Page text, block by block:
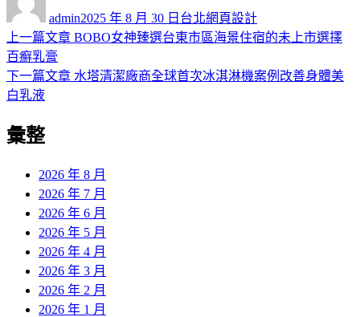
admin佈
日
2025 年 8 月 30 日 類
台北網頁設計
文
章
導
覽
上一篇文章 上
篇
BOBO女神臻選台東市區海景住宿的未上市選擇
百癬乳膏
下一篇文章 下
水塔清潔廠商全球首次冰淇淋機案例改善身體美
白乳液
彙整
2026 年 8 月
2026 年 7 月
2026 年 6 月
2026 年 5 月
2026 年 4 月
2026 年 3 月
2026 年 2 月
2026 年 1 月